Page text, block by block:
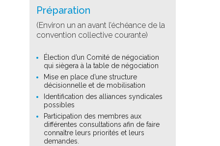
Préparation
(Environ un an avant l’échéance de la
convention collective courante)
Élection d’un Comité de négociation
qui siègera à la table de négociation
Mise en place d’une structure
décisionnelle et de mobilisation
Identification des alliances syndicales
possibles
Participation des membres aux
différentes consultations afin de faire
connaître leurs priorités et leurs
demandes.